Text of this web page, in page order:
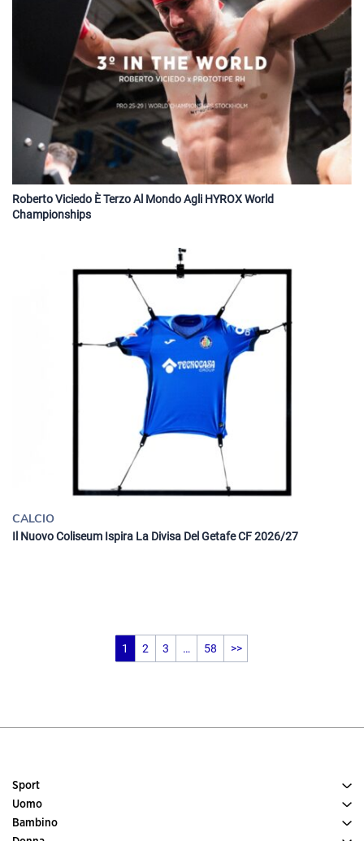
Roberto Viciedo È Terzo Al Mondo Agli HYROX World
Championships
CALCIO
Il Nuovo Coliseum Ispira La Divisa Del Getafe CF 2026/27
1 2 3 … 58 >>
Sport
Tennis
Calcio
Uomo
Scarpe uomo
Bambino